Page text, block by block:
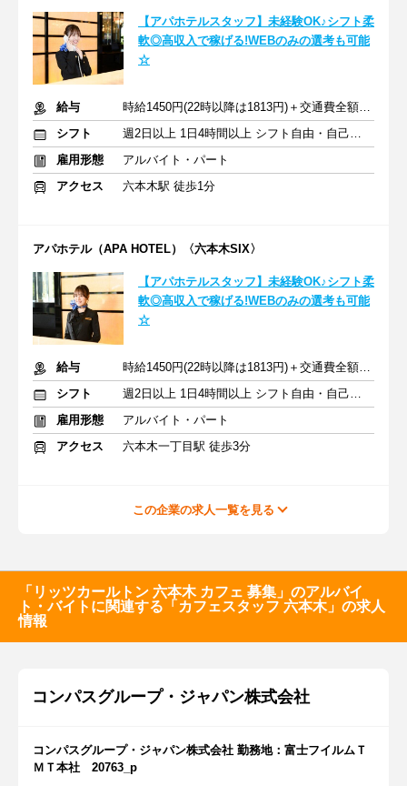
【アパホテルスタッフ】未経験OK♪シフト柔
軟◎高収入で稼げる!WEBのみの選考も可能
☆
給与
時給1450円(22時以降は1813円)＋交通費全額支給
シフト
週2日以上 1日4時間以上 シフト自由・自己申告
雇用形態
アルバイト・パート
アクセス
六本木駅 徒歩1分
アパホテル（APA HOTEL）〈六本木SIX〉
【アパホテルスタッフ】未経験OK♪シフト柔
軟◎高収入で稼げる!WEBのみの選考も可能
☆
給与
時給1450円(22時以降は1813円)＋交通費全額支給
シフト
週2日以上 1日4時間以上 シフト自由・自己申告
雇用形態
アルバイト・パート
アクセス
六本木一丁目駅 徒歩3分
この企業の求人一覧を見る
「リッツカールトン 六本木 カフェ 募集」のアルバイ
ト・バイトに関連する「カフェスタッフ 六本木」の求人
情報
コンパスグループ・ジャパン株式会社
コンパスグループ・ジャパン株式会社 勤務地：富士フイルムＴ
ＭＴ本社 20763_p